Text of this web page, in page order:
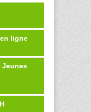
ligne
Jeunes